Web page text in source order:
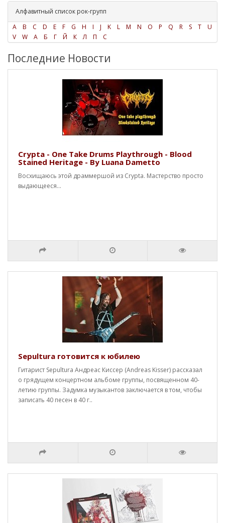
Алфавитный список рок-групп
A
B C D E F G H I J K L M N O P Q R S T
U
V
W А Б Г Й К Л П С
Последние Новости
Crypta - One Take Drums Playthrough - Blood
Stained Heritage - By Luana Dametto
Восхищаюсь этой драммершой из Crypta. Мастерство просто
выдающееся...
Sepultura готовится к юбилею
Гитарист Sepultura Андреас Киссер (Andreas Kisser) рассказал
о грядущем концертном альбоме группы, посвященном 40-
летию группы. Задумка музыкантов заключается в том, чтобы
записать 40 песен в 40 г..